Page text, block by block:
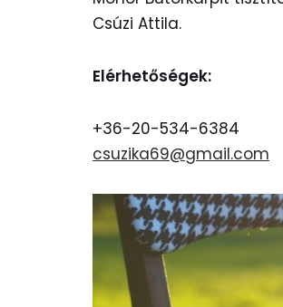
Csúzi Attila.
Elérhetőségek:
+36-20-534-6384
csuzika69@gmail.com